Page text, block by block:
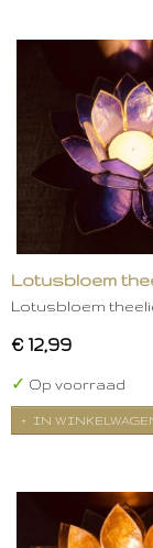
Lotusbloem
Lotusbloem
€ 12,99
✓ Op voorraad
IN